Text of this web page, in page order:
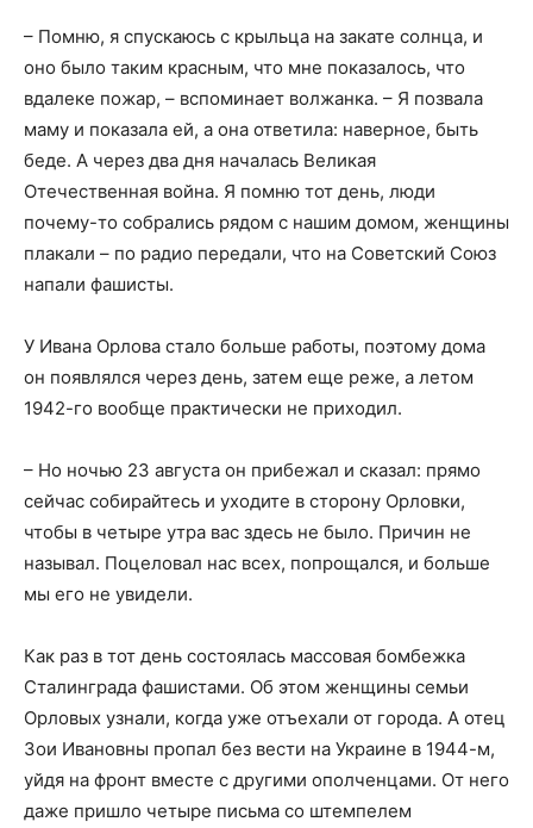
– Помню, я спускаюсь с крыльца на закате солнца, и
оно было таким красным, что мне показалось, что
вдалеке пожар, – вспоминает волжанка. – Я позвала
маму и показала ей, а она ответила: наверное, быть
беде. А через два дня началась Великая
Отечественная война. Я помню тот день, люди
почему-то собрались рядом с нашим домом, женщины
плакали – по радио передали, что на Советский Союз
напали фашисты.
У Ивана Орлова стало больше работы, поэтому дома
он появлялся через день, затем еще реже, а летом
1942-го вообще практически не приходил.
– Но ночью 23 августа он прибежал и сказал: прямо
сейчас собирайтесь и уходите в сторону Орловки,
чтобы в четыре утра вас здесь не было. Причин не
называл. Поцеловал нас всех, попрощался, и больше
мы его не увидели.
Как раз в тот день состоялась массовая бомбежка
Сталинграда фашистами. Об этом женщины семьи
Орловых узнали, когда уже отъехали от города. А отец
Зои Ивановны пропал без вести на Украине в 1944-м,
уйдя на фронт вместе с другими ополченцами. От него
даже пришло четыре письма со штемпелем